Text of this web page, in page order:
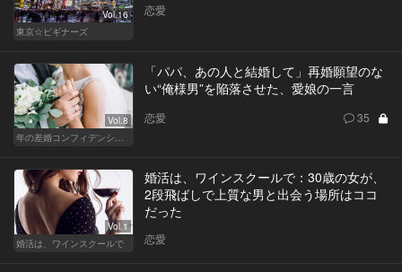
Vol.16
東京☆ビギナーズ
恋愛
Vol.8
年の差婚コンフィデンシャル
「パパ、あの人と結婚して」再婚願望のな
い“俺様男”を陥落させた、愛娘の一言
恋愛 35
Vol.1
婚活は、ワインスクールで
婚活は、ワインスクールで：30歳の女が、
2段飛ばしで上質な男と出会う場所はココ
だった
恋愛